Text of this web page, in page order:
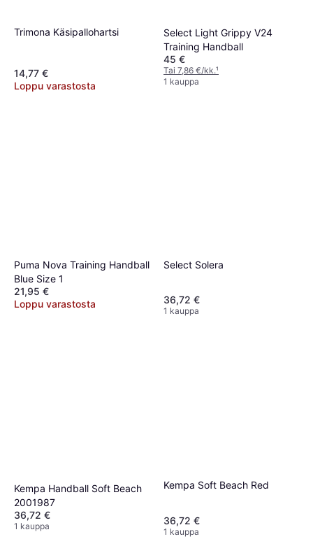
Trimona Käsipallohartsi
14,77 €
Loppu varastosta
Select Light Grippy V24
Training Handball
45 €
Tai 7,86 €/kk.¹
1 kauppa
Puma Nova Training Handball
Blue Size 1
21,95 €
Loppu varastosta
Select Solera
36,72 €
1 kauppa
Kempa Handball Soft Beach
2001987
36,72 €
1 kauppa
Kempa Soft Beach Red
36,72 €
1 kauppa